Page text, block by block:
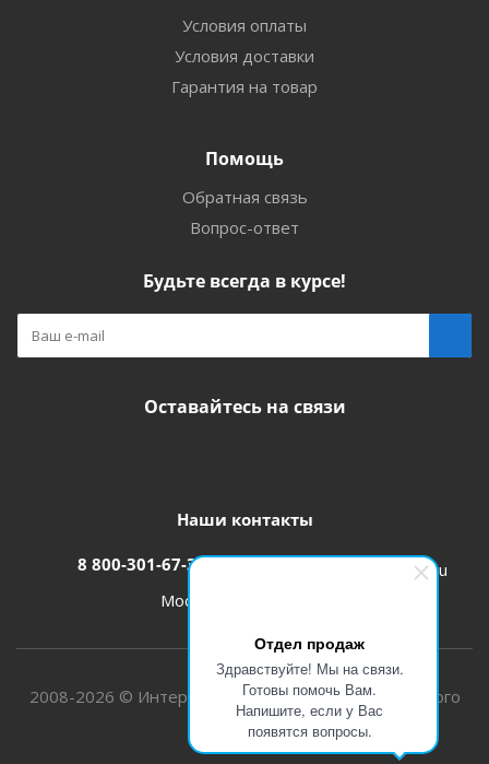
Отдел продаж
Здравствуйте! Мы на связи.
Готовы помочь Вам.
Напишите, если у Вас
появятся вопросы.
Условия оплаты
Условия доставки
Гарантия на товар
Помощь
Обратная связь
Вопрос-ответ
Будьте всегда в курсе!
Оставайтесь на связи
Наши контакты
8 800-301-67-31
zakaz@etk-oniks.ru
Москва, ул. Кетчерская,13
2008-2026 © Интернет-магазин электротехнического
оборудования